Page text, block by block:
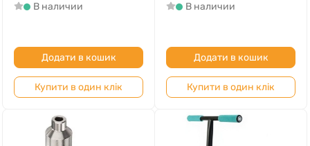
В наличии
Додати в кошик
Купити в один клік
В наличии
Додати в кошик
Купити в один клік